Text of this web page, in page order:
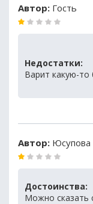
Автор: Гость
Недостатки:
Варит какую-то
Автор: Юсупова
Достоинства:
Можно сказать